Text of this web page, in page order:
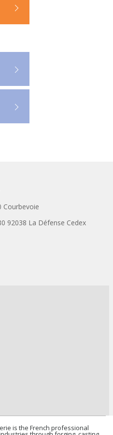
Courbevoie
92038 La Défense Cedex
is the French professional